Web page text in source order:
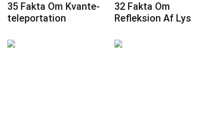
35 Fakta Om Kvante-
teleportation
32 Fakta Om
Refleksion Af Lys